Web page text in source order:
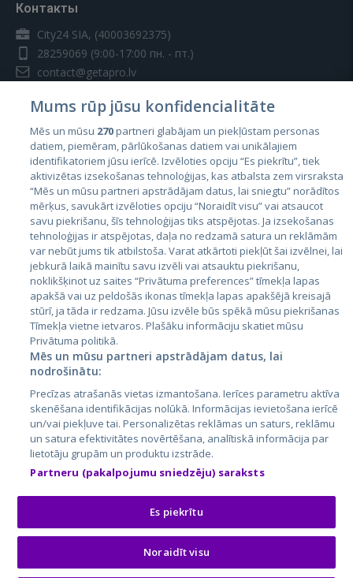
Контакты
City24 SIA, (40003692375)
28259069 (9:00-17:00 пн. - пт.)
contact@getapro.lv
Страны
Эстония
Латвия
Литва
City24.lv
City24.ee
GetaPro.lv
GetaPro.ee
Skelbiu.lt
Autoplius.lt
Aruodas.lt
CVbankas.lt
Kainos.lt
Paslaugos.lt
auto24.ee
Osta.ee
KuldneBörs.ee
© 2026 GetaPro. Все права защищены.
Mums rūp jūsu konfidencialitāte
Mēs un mūsu 270partneri glabājam un piekļūstam personas
datiem, piemēram, pārlūkošanas datiem vai unikālajiem
identifikatoriem jūsu ierīcē. Izvēloties opciju “Es piekrītu”, tiek
aktivizētas izsekošanas tehnoloģijas, kas atbalsta zem virsraksta
“Mēs un mūsu partneri apstrādājam datus, lai sniegtu” norādītos
mērķus, savukārt izvēloties opciju “Noraidīt visu” vai atsaucot
savu piekrišanu, šīs tehnoloģijas tiks atspējotas. Ja izsekošanas
tehnoloģijas ir atspējotas, daļa no redzamā satura un reklāmām
var nebūt jums tik atbilstoša. Varat atkārtoti piekļūt šai izvēlnei, lai
jebkurā laikā mainītu savu izvēli vai atsauktu piekrišanu,
noklikšķinot uz saites “Privātuma preferences” tīmekļa lapas
apakšā vai uz peldošās ikonas tīmekļa lapas apakšējā kreisajā
stūrī, ja tāda ir redzama. Jūsu izvēle būs spēkā mūsu piekrišanas
Tīmekļa vietne ietvaros. Plašāku informāciju skatiet mūsu
Privātuma politikā.
Mēs un mūsu partneri apstrādājam datus, lai
nodrošinātu:
Precīzas atrašanās vietas izmantošana. Ierīces parametru aktīva
skenēšana identifikācijas nolūkā. Informācijas ievietošana ierīcē
un/vai piekļuve tai. Personalizētas reklāmas un saturs, reklāmu
un satura efektivitātes novērtēšana, analītiskā informācija par
lietotāju grupām un produktu izstrāde.
Partneru (pakalpojumu sniedzēju) saraksts
Es piekrītu
Noraidīt visu